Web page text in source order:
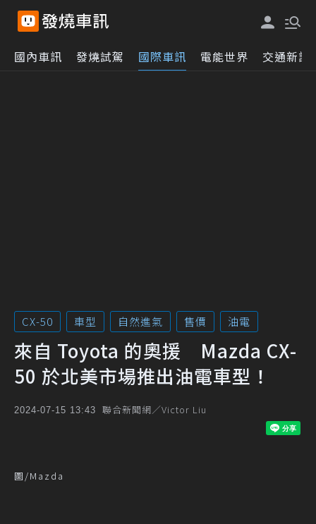
國內車訊 發燒試駕 國際車訊 電能世界 交通新訊
CX-50 車型 自然進氣 售價 油電
來自 Toyota 的奧援 Mazda CX-
50 於北美市場推出油電車型！
2024-07-15 13:43 聯合新聞網／Victor Liu
圖/Mazda